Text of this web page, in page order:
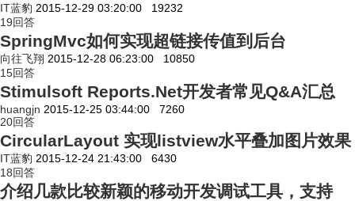
IT蓝豹 2015-12-29 03:20:00
19232
19回答
SpringMvc如何实现超链接传值到后台
向往飞翔 2015-12-28 06:23:00
10850
15回答
Stimulsoft Reports.Net开发者常见Q&A汇总
huangjn 2015-12-25 03:44:00
7260
20回答
CircularLayout 实现listview水平叠加图片效果
IT蓝豹 2015-12-24 21:43:00
6430
18回答
介绍几款比较新颖的移动开发调试工具，支持